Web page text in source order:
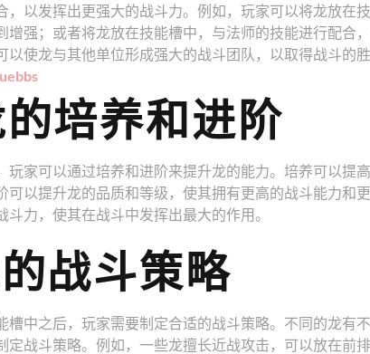
，以发挥出更强大的战斗力。例如，玩家可以将龙放在
增强；或者将龙放在技能槽中，与法师的技能进行配合
以使龙与其他单位形成强大的战斗团队，以取得战斗的胜
培养和进阶
玩家可以通过培养和进阶来提升龙的能力。培养可以提
可以提升龙的品质和等级，使其拥有更高的战斗能力和
斗力，使其在战斗中发挥出最大的作用。
战斗策略
槽中之后，玩家需要制定合适的战斗策略。不同的龙有
定战斗策略。例如，一些龙擅长近战攻击，可以放在前